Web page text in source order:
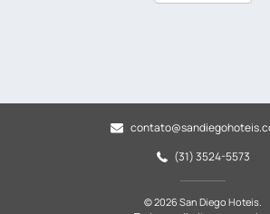
(31) 3524-5573
© 2026 San Diego Hoteis.